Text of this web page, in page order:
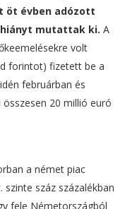
öt évben adózott
mutattak ki. A
volt
forintot) fizetett be a
februárban és
20 millió euró
a német piac
szinte száz százalékban
fele Németországból